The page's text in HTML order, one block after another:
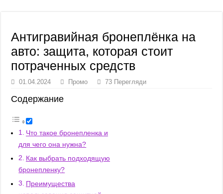
Антигравийная бронеплёнка на
авто: защита, которая стоит
потраченных средств
01.04.2024 Промо 73 Перегляди
Содержание
Что такое бронепленка и
для чего она нужна?
Как выбрать подходящую
бронепленку?
Преимущества